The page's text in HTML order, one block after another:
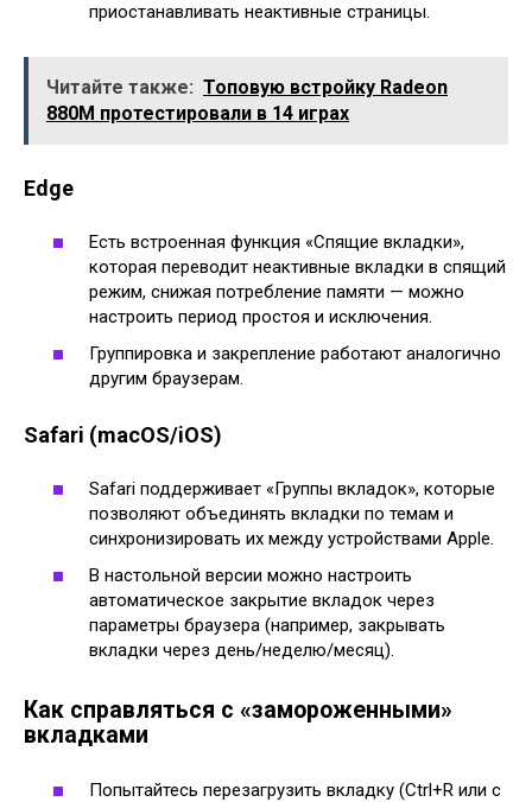
приостанавливать неактивные страницы.
Читайте также: Топовую встройку Radeon
880M протестировали в 14 играх
Edge
Есть встроенная функция «Спящие вкладки»,
которая переводит неактивные вкладки в спящий
режим, снижая потребление памяти — можно
настроить период простоя и исключения.
Группировка и закрепление работают аналогично
другим браузерам.
Safari (macOS/iOS)
Safari поддерживает «Группы вкладок», которые
позволяют объединять вкладки по темам и
синхронизировать их между устройствами Apple.
В настольной версии можно настроить
автоматическое закрытие вкладок через
параметры браузера (например, закрывать
вкладки через день/неделю/месяц).
Как справляться с «замороженными»
вкладками
Попытайтесь перезагрузить вкладку (Ctrl+R или с